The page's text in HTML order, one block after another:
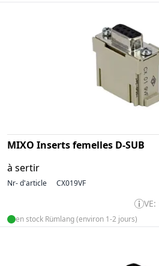
MIXO Inserts femelles D-SUB
à sertir
Nr- d'article CX019VF
en stock Rümlang (environ 1-2 jours)